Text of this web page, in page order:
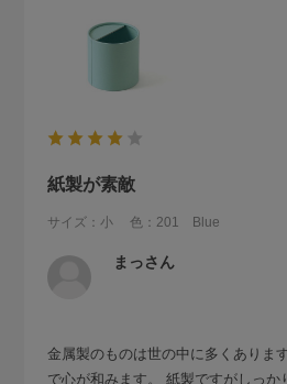
紙製が素敵
サイズ：小 色：201 Blue
まっさん
金属製のものは世の中に多くありま
で心が和みます。 紙製ですがしっか